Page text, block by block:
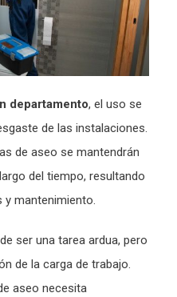
departamento, el uso se
de las instalaciones.
de aseo se mantendrán
del tiempo, resultando
y mantenimiento.
ser una tarea ardua, pero
de la carga de trabajo.
aseo necesita